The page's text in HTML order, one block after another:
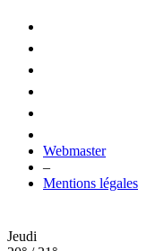
Webmaster
–
Mentions légales
Jeudi